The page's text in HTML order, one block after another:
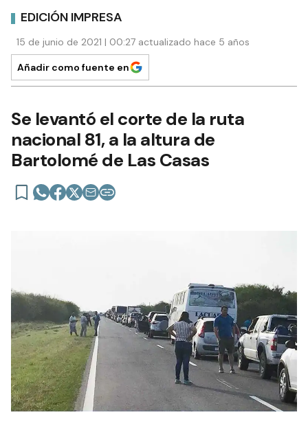
EDICIÓN IMPRESA
15 de junio de 2021 | 00:27 actualizado hace 5 años
Añadir como fuente en
Se levantó el corte de la ruta
nacional 81, a la altura de
Bartolomé de Las Casas